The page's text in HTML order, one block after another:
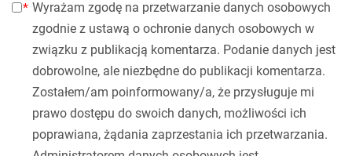
Wyrażam zgodę na przetwarzanie danych osobowych
zgodnie z ustawą o ochronie danych osobowych w
związku z publikacją komentarza. Podanie danych jest
dobrowolne, ale niezbędne do publikacji komentarza.
Zostałem/am poinformowany/a, że przysługuje mi
prawo dostępu do swoich danych, możliwości ich
poprawiana, żądania zaprzestania ich przetwarzania.